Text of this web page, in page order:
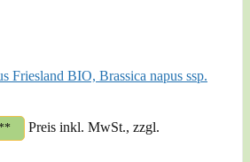
Friesland BIO, Brassica napus ssp.
Preis inkl. MwSt., zzgl.